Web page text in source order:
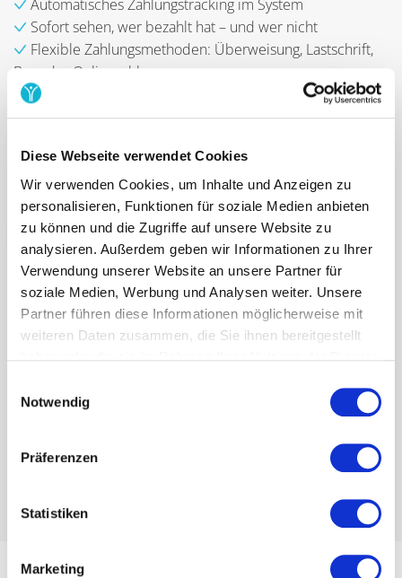
Diese Webseite verwendet Cookies
Wir verwenden Cookies, um Inhalte und Anzeigen zu
personalisieren, Funktionen für soziale Medien anbieten
zu können und die Zugriffe auf unsere Website zu
analysieren. Außerdem geben wir Informationen zu Ihrer
Verwendung unserer Website an unsere Partner für
soziale Medien, Werbung und Analysen weiter. Unsere
Partner führen diese Informationen möglicherweise mit
weiteren Daten zusammen, die Sie ihnen bereitgestellt
Notwendig
Präferenzen
Statistiken
Marketing
Automatisches Zahlungstracking im System
Sofort sehen, wer bezahlt hat – und wer nicht
Flexible Zahlungsmethoden: Überweisung, Lastschrift,
Bar oder Onlinezahlung
Stornierungen & Rückerstattungen automatisch
abwickeln
👉 So sparst du dir lästiges Kontrollieren und
Diskussionen.
Über Preise informieren